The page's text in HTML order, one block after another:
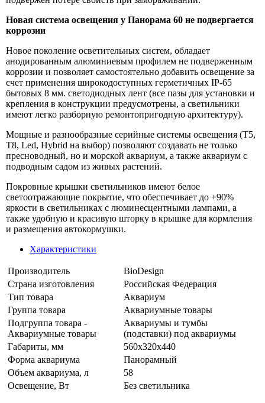
Новая система освещения у Панорама 60 не подвергается
коррозии
Новое поколение осветительных систем, обладает
анодированным алюминиевым профилем не подверженным
коррозии и позволяет самостоятельно добавить освещение за
счет применения широкодоступных герметичных IP-65
бытовых 8 мм. светодиодных лент (все пазы для установки и
крепления в конструкции предусмотрены, а светильники
имеют легко разборную ремонтопригодную архитектуру).
Мощные и разнообразные серийные системы освещения (T5,
T8, Led, Hybrid на выбор) позволяют создавать не только
пресноводный, но и морской аквариум, а также аквариум с
подводным садом из живых растений.
Покровные крышки светильников имеют белое
светоотражающие покрытие, что обеспечивает до +90%
яркости в светильниках с люминесцентными лампами, а
также удобную и красивую шторку в крышке для кормления
и размещения автокормушки.
Характеристики
Производитель
BioDesign
Страна изготовления
Российская Федерация
Тип товара
Аквариум
Группа товара
Аквариумные товары
Подгруппа товара -
Аквариумные товары
Аквариумы и тумбы
(подставки) под аквариумы
Габариты, мм
560х320х440
Форма аквариума
Панорамный
Объем аквариума, л
58
Освещение, Вт
Без светильника